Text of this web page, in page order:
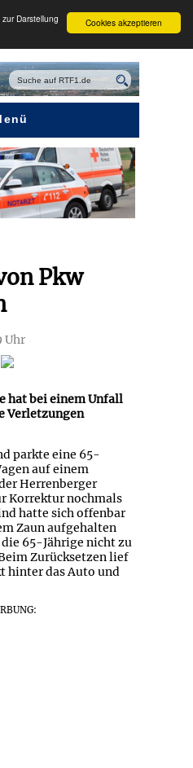
Cookies akzeptieren
Darstellung
Pkw
Uhr
hat bei einem Unfall
Verletzungen
parkte eine 65-
auf einem
Herrenberger
Korrektur nochmals
hatte sich offenbar
Zaun aufgehalten
65-Jährige nicht zu
Zurücksetzen lief
hinter das Auto und